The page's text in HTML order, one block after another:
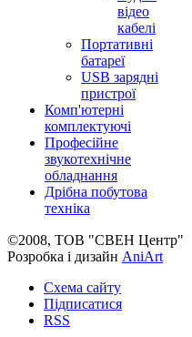
відео
кабелі
Портативні
батареї
USB зарядні
пристрої
Комп'ютерні
комплектуючі
Професійне
звукотехнічне
обладнання
Дрібна побутова
техніка
©2008, ТОВ "СВЕН Центр"
Розробка і дизайн AniArt
Схема сайту
Підписатися
RSS